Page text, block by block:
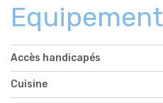
Accès handicapés
Cuisine